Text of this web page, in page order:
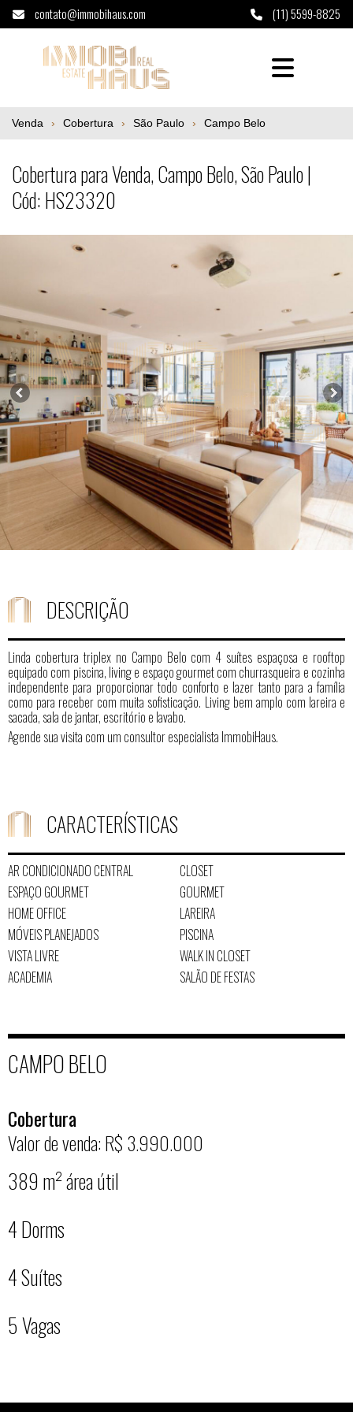
contato@immobihaus.com (11) 5599-8825
Cobertura para Venda, Campo Belo, São
Venda Cobertura São Paulo Campo Belo
Cobertura para Venda, Campo Belo, São Paulo |
Cód: HS23320
DESCRIÇÃO
Linda cobertura triplex no Campo Belo com 4 suítes espaçosa e rooftop
equipado com piscina, living e espaço gourmet com churrasqueira e cozinha
independente para proporcionar todo conforto e lazer tanto para a família
como para receber com muita sofisticação. Living bem amplo com lareira e
sacada, sala de jantar, escritório e lavabo.
Agende sua visita com um consultor especialista ImmobiHaus.
CARACTERÍSTICAS
AR CONDICIONADO CENTRAL
CLOSET
ESPAÇO GOURMET
GOURMET
HOME OFFICE
LAREIRA
MÓVEIS PLANEJADOS
PISCINA
VISTA LIVRE
WALK IN CLOSET
ACADEMIA
SALÃO DE FESTAS
CAMPO BELO
Cobertura
Valor de venda: R$ 3.990.000
389 m² área útil
4 Dorms
4 Suítes
5 Vagas